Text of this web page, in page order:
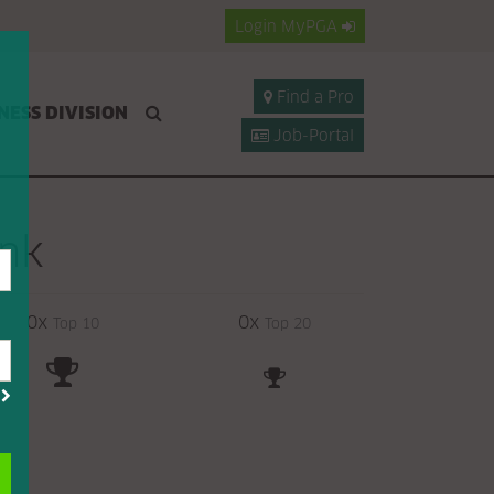
Login MyPGA
DIVISION
Find a Pro
Job-Portal
0x Top 10 0x Top 20